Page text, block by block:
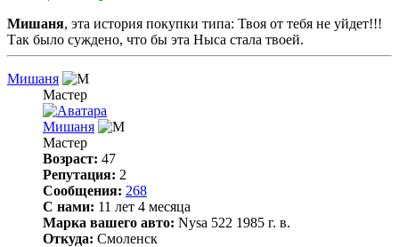
Мишаня, эта история покупки типа: Твоя от тебя не уйдет!!!
Так было суждено, что бы эта Ныса стала твоей.
Мишаня
Мастер
Мишаня
Мастер
Возраст: 47
Репутация: 2
Сообщения: 268
С нами: 11 лет 4 месяца
Марка вашего авто: Nysa 522 1985 г. в.
Откуда: Смоленск